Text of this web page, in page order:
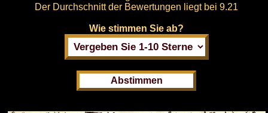
Der Durchschnitt der Bewertungen liegt bei 9.21
Wie stimmen Sie ab?